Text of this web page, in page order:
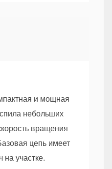
и мощная
небольших
вращения
цепь имеет
на участке.